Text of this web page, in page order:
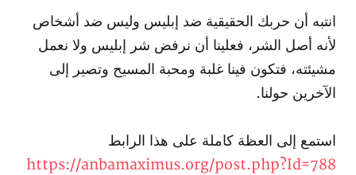
انتبه أن حربك الحقيقية ضد إبليس وليس ضد أشخاص
لأنه أصل الشر، فعلينا أن نرفض شر إبليس ولا نعمل
مشيئته، فتكون فينا غلبة ومحبة المسيح وتصير إلى
الآخرين حولنا.
استمع إلى العظة كاملة على هذا الرابط
https://anbamaximus.org/post.php?Id=788